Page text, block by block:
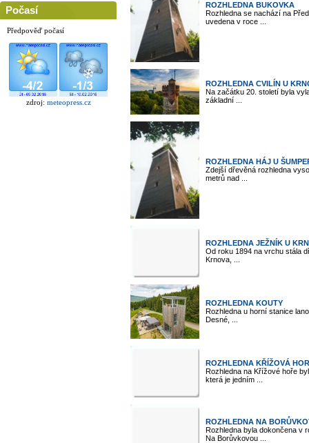
Počasí
Předpověď počasí
zdroj: meteopress.cz
ROZHLEDNA BUKOVKA
Rozhledna se nachází na
uvedena v roce ...
ROZHLEDNA CVILÍN U
Na začátku 20. století byla
základní ...
ROZHLEDNA HÁJ U
Zdejší dřevěná rozhledna
metrů nad ...
ROZHLEDNA JEŽNÍK U
Od roku 1894 na vrchu stála
Krnova, ...
ROZHLEDNA KOUTY
Rozhledna u horní stanice
Desné, ...
ROZHLEDNA KŘÍŽOVÁ
Rozhledna na Křížové hoře
která je jedním ...
ROZHLEDNA NA
Rozhledna byla dokončena v
Na Borůvkovou ...